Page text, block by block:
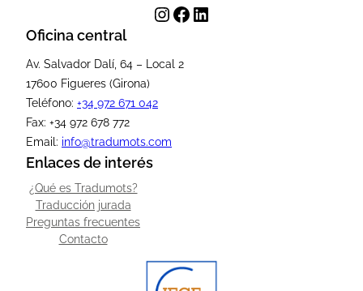
InstagramFacebook LinkedIn
Oficina central
Av. Salvador Dalí, 64 – Local 2
17600 Figueres (Girona)
Teléfono: +34 972 671 042
Fax: +34 972 678 772
Email: info@tradumots.com
Enlaces de interés
¿Qué es Tradumots?
Traducción jurada
Preguntas frecuentes
Contacto